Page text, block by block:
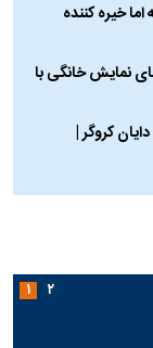
خیره کننده
نمایش خانگی با
کروگر |
۱ ۲